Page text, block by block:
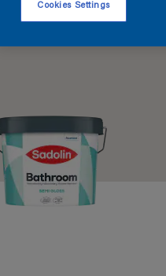
Cookies Settings